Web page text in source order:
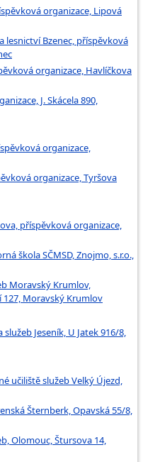
organizace, Lipová
Bzenec, příspěvková
organizace, Havlíčkova
J. Skácela 890,
organizace,
organizace, Tyršova
příspěvková organizace,
škola SČMSD, Znojmo, s.r.o.,
Moravský Krumlov,
127, Moravský Krumlov
Jeseník, U Jatek 916/8,
učiliště služeb Velký Újezd,
Šternberk, Opavská 55/8,
Olomouc, Štursova 14,